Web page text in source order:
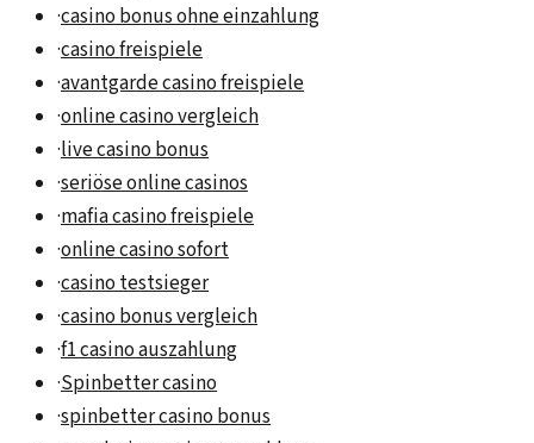
·casino bonus ohne einzahlung
·casino freispiele
·avantgarde casino freispiele
·online casino vergleich
·live casino bonus
·seriöse online casinos
·mafia casino freispiele
·online casino sofort
·casino testsieger
·casino bonus vergleich
·f1 casino auszahlung
·Spinbetter casino
·spinbetter casino bonus